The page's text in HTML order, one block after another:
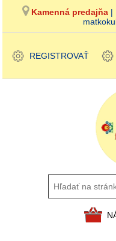
Kamenná predajňa |
REGISTROVAŤ